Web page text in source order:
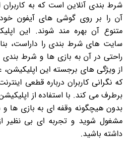
آن را بر روی گوشی های آیفون
متنوع آن بهره مند شوند. این
سایت های شرط بندی را داراست،
راحتی در آن به بازی ها و شرط
از ویژگی های برجسته این
که نگرانی کاربران درباره قطعی
برطرف می کند. با استفاده از
بدون هیچگونه وقفه ای به بازی ها
مشغول شوید و تجربه ای بی نظیر
داشته باشید.